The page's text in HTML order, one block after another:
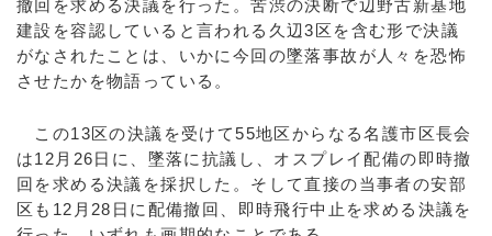
撤回を求める決議を行った。苦渋の決断で辺野古新基地
建設を容認していると言われる久辺3区を含む形で決議
がなされたことは、いかに今回の墜落事故が人々を恐怖
させたかを物語っている。
この13区の決議を受けて55地区からなる名護市区長会
は12月26日に、墜落に抗議し、オスプレイ配備の即時撤
回を求める決議を採択した。そして直接の当事者の安部
区も12月28日に配備撤回、即時飛行中止を求める決議を